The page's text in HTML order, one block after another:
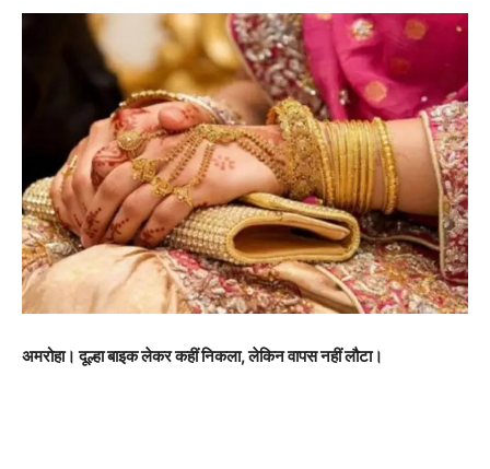
अमरोहा। दूल्हा बाइक लेकर कहीं निकला, लेकिन वापस नहीं लौटा।